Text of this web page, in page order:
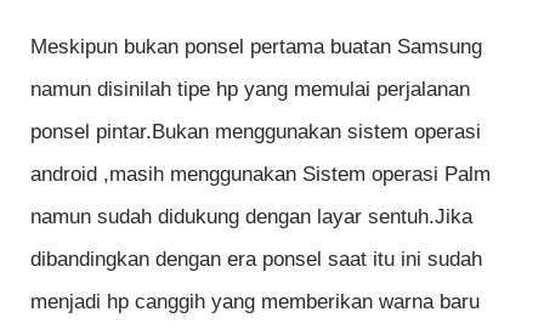
Meskipun bukan ponsel pertama buatan Samsung
namun disinilah tipe hp yang memulai perjalanan
ponsel pintar.Bukan menggunakan sistem operasi
android ,masih menggunakan Sistem operasi Palm
namun sudah didukung dengan layar sentuh.Jika
dibandingkan dengan era ponsel saat itu ini sudah
menjadi hp canggih yang memberikan warna baru